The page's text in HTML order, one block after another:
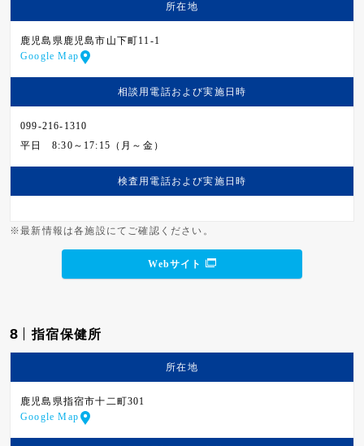
所在地
鹿児島県鹿児島市山下町11-1
Google Map
相談用電話および実施日時
099-216-1310
平日
8:30～17:15（月～金）
検査用電話および実施日時
※最新情報は各施設にてご確認ください。
Webサイト
8 指宿保健所
所在地
鹿児島県指宿市十二町301
Google Map